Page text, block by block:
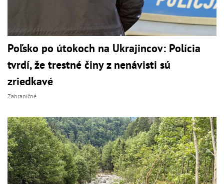
Poľsko po útokoch na Ukrajincov: Polícia
tvrdí, že trestné činy z nenávisti sú
zriedkavé
Zahraničné